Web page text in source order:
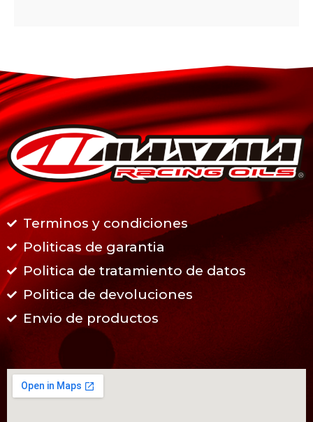
Terminos y condiciones
Politicas de garantia
Politica de tratamiento de datos
Politica de devoluciones
Envio de productos